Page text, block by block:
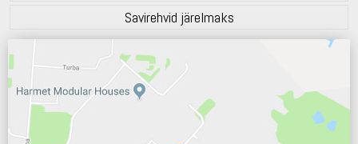
Savirehvid järelmaks